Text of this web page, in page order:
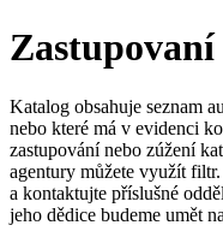
Katalog obsahuje seznam
nebo které má v evidenci
zastupování nebo zúžení
agentury můžete využít
a kontaktujte příslušné
jeho dědice budeme umět